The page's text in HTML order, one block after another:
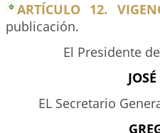
ARTÍCULO 12.
publicación.
El Presidente
EL Secretario